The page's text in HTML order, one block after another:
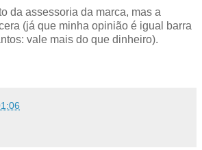
da assessoria da marca, mas a
(já que minha opinião é igual barra
vale mais do que dinheiro).